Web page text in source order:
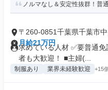
ノルマなし＆安定性抜群！普
〒260-0851千葉県千葉市
月給21万円
求めている人材 ✅要普通
者も大歓迎！ ■主婦(...
制服あり 業界未経験歓迎 +15